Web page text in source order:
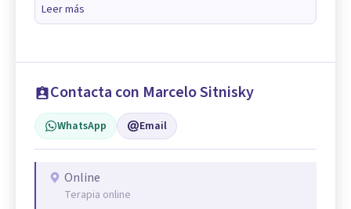
Leer más
Contacta con Marcelo Sitnisky
WhatsApp Email
Online
Terapia online